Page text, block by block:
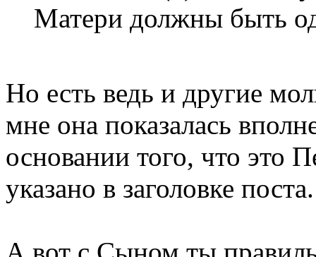
Матери должны быть
Но есть ведь и другие
мне она показалась
основании того, что это
указано в заголовке поста.